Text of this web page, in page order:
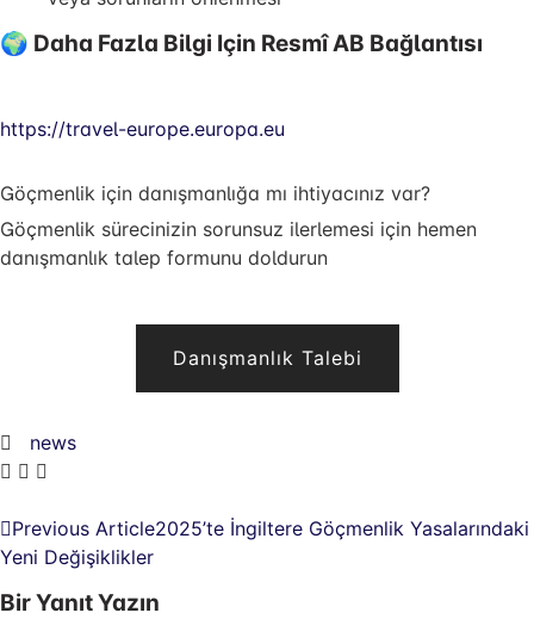
🌍 Daha Fazla Bilgi Için Resmî AB Bağlantısı
https://travel-europe.europa.eu
Göçmenlik için danışmanlığa mı ihtiyacınız var?
Göçmenlik sürecinizin sorunsuz ilerlemesi için hemen
danışmanlık talep formunu doldurun
Danışmanlık Talebi
news
Previous Article2025’te İngiltere Göçmenlik Yasalarındaki
Yeni Değişiklikler
Bir Yanıt Yazın